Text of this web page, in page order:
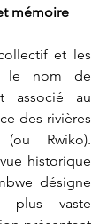
mémoire
le nom de
associé au
des rivières
Rwiko).
historique
désigne
plus vaste